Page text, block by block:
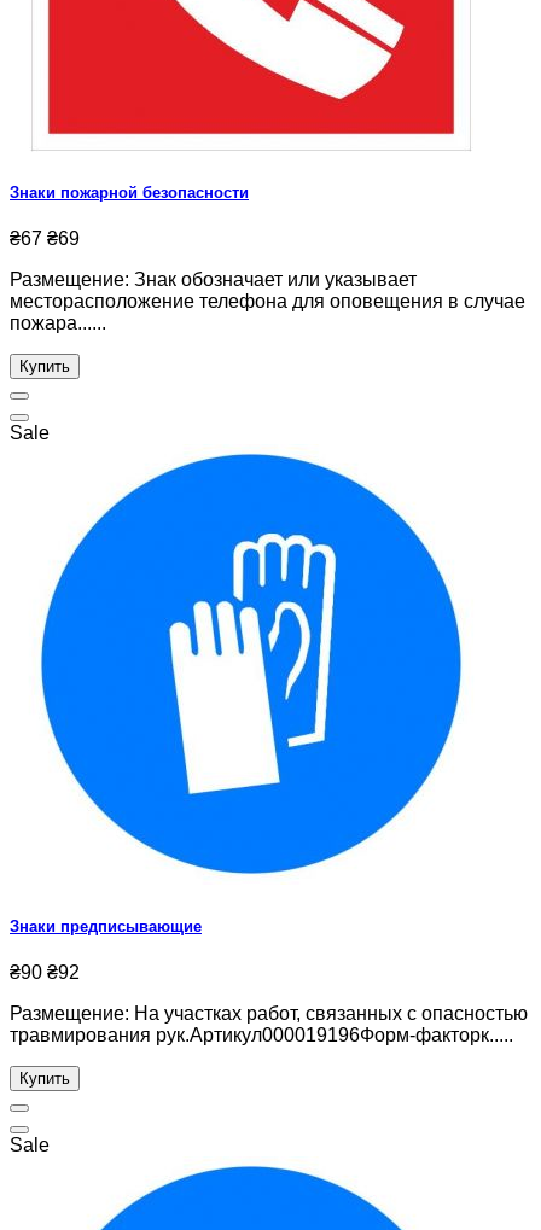
Знаки пожарной безопасности
₴67 ₴69
Размещение: Знак обозначает или указывает
месторасположение телефона для оповещения в случае
пожара......
Купить
Sale
Знаки предписывающие
₴90 ₴92
Размещение: На участках работ, связанных с опасностью
травмирования рук.Артикул000019196Форм-факторк.....
Купить
Sale